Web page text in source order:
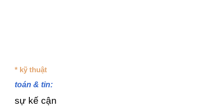
* kỹ thuật
toán & tin:
sự kế cận